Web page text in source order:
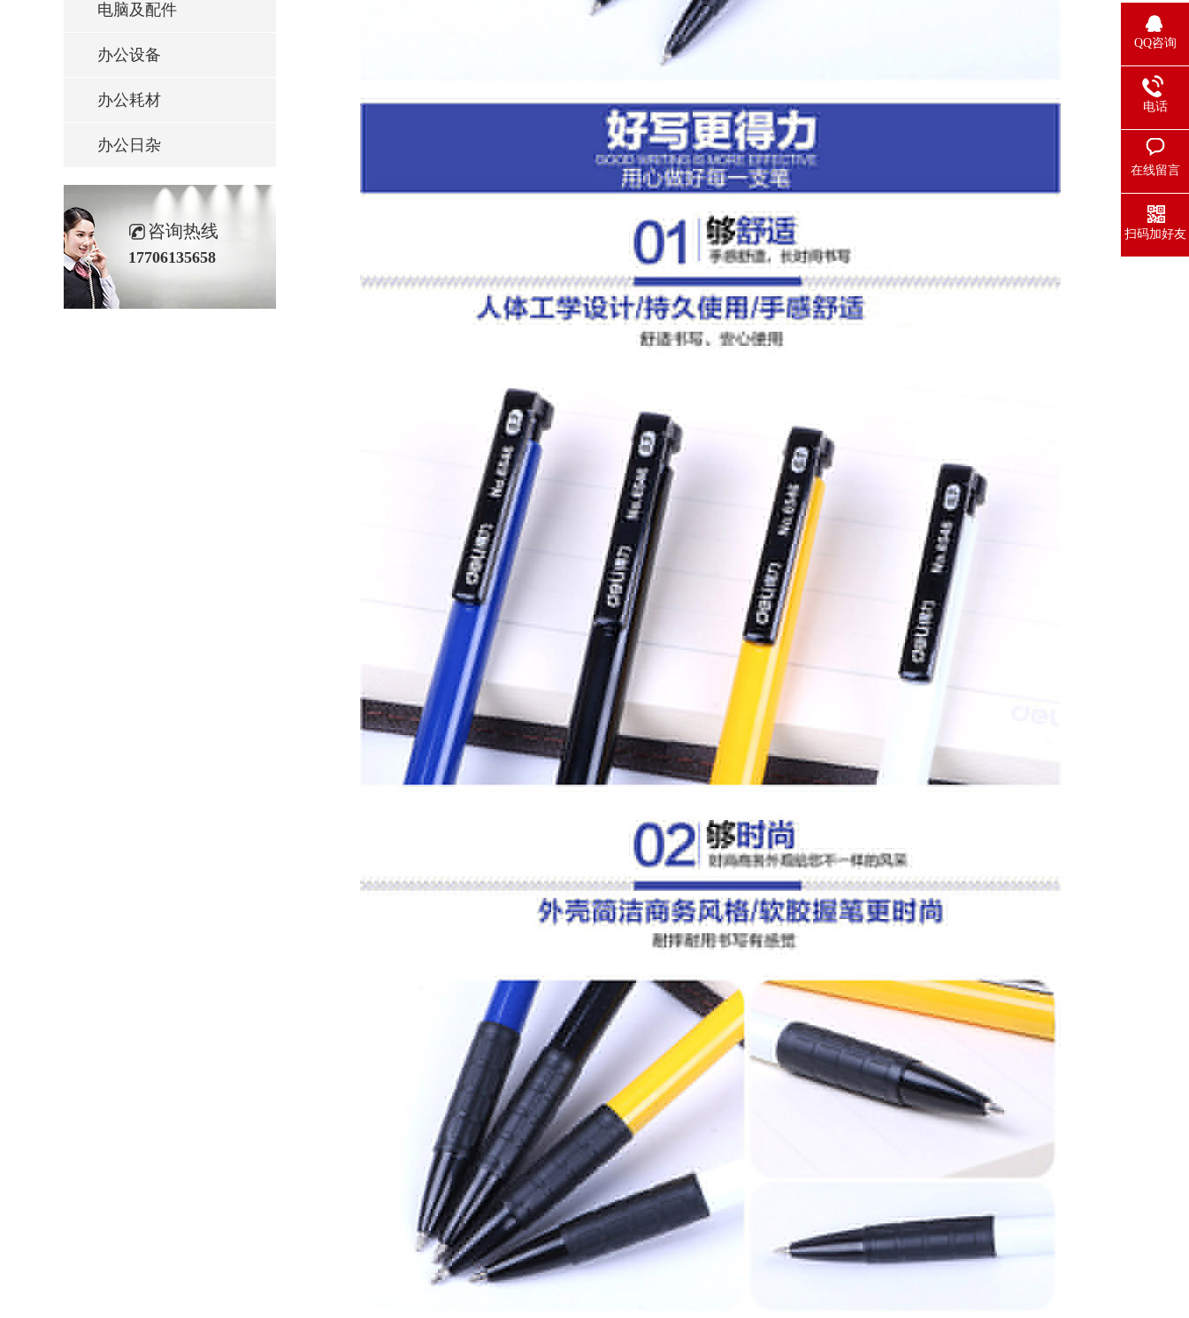
电脑及配件
办公设备
办公耗材
办公日杂
咨询热线
17706135658
QQ咨询
电话
在线留言
扫码加好友